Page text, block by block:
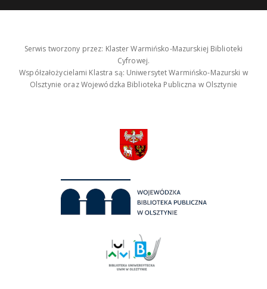
Serwis tworzony przez: Klaster Warmińsko-Mazurskiej Biblioteki
Cyfrowej.
Współzałożycielami Klastra są: Uniwersytet Warmińsko-Mazurski w
Olsztynie oraz Wojewódzka Biblioteka Publiczna w Olsztynie